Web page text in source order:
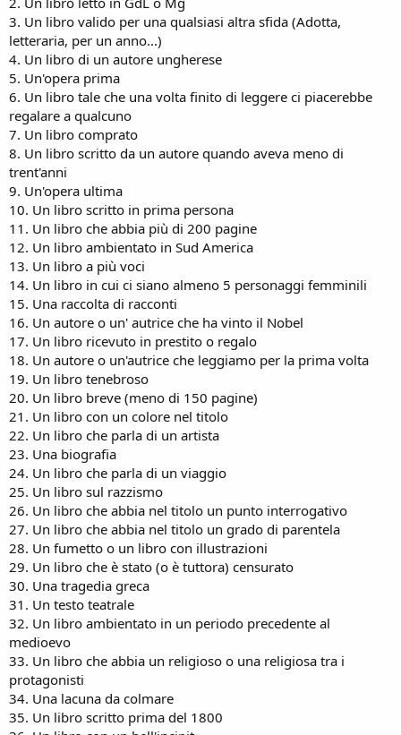
3. Un libro valido per una qualsiasi altra sfida (Adotta,
letteraria, per un anno...)
4. Un libro di un autore ungherese
5. Un'opera prima
6. Un libro tale che una volta finito di leggere ci piacerebbe
regalare a qualcuno
7. Un libro comprato
8. Un libro scritto da un autore quando aveva meno di
trent'anni
9. Un'opera ultima
10. Un libro scritto in prima persona
11. Un libro che abbia più di 200 pagine
12. Un libro ambientato in Sud America
13. Un libro a più voci
14. Un libro in cui ci siano almeno 5 personaggi femminili
15. Una raccolta di racconti
16. Un autore o un' autrice che ha vinto il Nobel
17. Un libro ricevuto in prestito o regalo
18. Un autore o un'autrice che leggiamo per la prima volta
19. Un libro tenebroso
20. Un libro breve (meno di 150 pagine)
21. Un libro con un colore nel titolo
22. Un libro che parla di un artista
23. Una biografia
24. Un libro che parla di un viaggio
25. Un libro sul razzismo
26. Un libro che abbia nel titolo un punto interrogativo
27. Un libro che abbia nel titolo un grado di parentela
28. Un fumetto o un libro con illustrazioni
29. Un libro che è stato (o è tuttora) censurato
30. Una tragedia greca
31. Un testo teatrale
32. Un libro ambientato in un periodo precedente al
medioevo
33. Un libro che abbia un religioso o una religiosa tra i
protagonisti
34. Una lacuna da colmare
35. Un libro scritto prima del 1800